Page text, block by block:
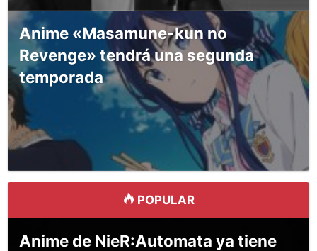
Anime «Masamune-kun no
Revenge» tendrá una segunda
temporada
POPULAR
Anime de NieR:Automata ya tiene